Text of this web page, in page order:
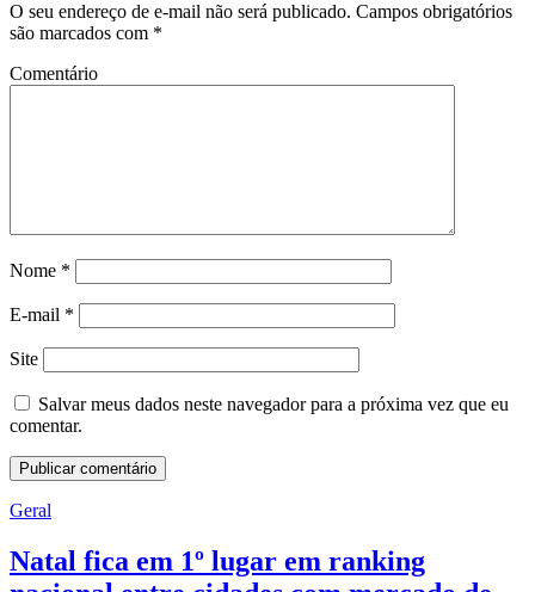
O seu endereço de e-mail não será publicado. Campos obrigatórios
são marcados com *
Comentário
Nome *
E-mail *
Site
Salvar meus dados neste navegador para a próxima vez que eu
comentar.
Geral
Natal fica em 1º lugar em ranking